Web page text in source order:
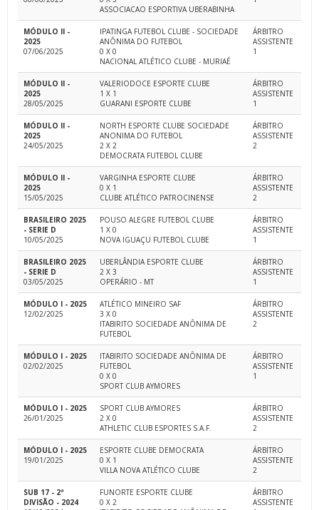
ASSOCIACAO ESPORTIVA UBERABINHA
MÓDULO II -
2025
07/06/2025
IPATINGA FUTEBOL CLUBE - SOCIEDADE
ANÔNIMA DO FUTEBOL
0 X 0
NACIONAL ATLÉTICO CLUBE - MURIAÉ
ÁRBITRO
ASSISTENTE
1
MÓDULO II -
2025
28/05/2025
VALERIODOCE ESPORTE CLUBE
1 X 1
GUARANI ESPORTE CLUBE
ÁRBITRO
ASSISTENTE
1
MÓDULO II -
2025
24/05/2025
NORTH ESPORTE CLUBE SOCIEDADE
ANONIMA DO FUTEBOL
2 X 2
DEMOCRATA FUTEBOL CLUBE
ÁRBITRO
ASSISTENTE
2
MÓDULO II -
2025
15/05/2025
VARGINHA ESPORTE CLUBE
0 X 1
CLUBE ATLÉTICO PATROCINENSE
ÁRBITRO
ASSISTENTE
2
BRASILEIRO 2025
- SERIE D
10/05/2025
POUSO ALEGRE FUTEBOL CLUBE
1 X 0
NOVA IGUAÇU FUTEBOL CLUBE
ÁRBITRO
ASSISTENTE
1
BRASILEIRO 2025
- SERIE D
03/05/2025
UBERLÂNDIA ESPORTE CLUBE
2 X 3
OPERÁRIO - MT
ÁRBITRO
ASSISTENTE
1
MÓDULO I - 2025
12/02/2025
ATLÉTICO MINEIRO SAF
3 X 0
ITABIRITO SOCIEDADE ANÔNIMA DE
FUTEBOL
ÁRBITRO
ASSISTENTE
2
MÓDULO I - 2025
02/02/2025
ITABIRITO SOCIEDADE ANÔNIMA DE
FUTEBOL
0 X 0
SPORT CLUB AYMORES
ÁRBITRO
ASSISTENTE
1
MÓDULO I - 2025
26/01/2025
SPORT CLUB AYMORES
2 X 0
ATHLETIC CLUB ESPORTES S.A.F.
ÁRBITRO
ASSISTENTE
2
MÓDULO I - 2025
19/01/2025
ESPORTE CLUBE DEMOCRATA
0 X 1
VILLA NOVA ATLÉTICO CLUBE
ÁRBITRO
ASSISTENTE
2
SUB 17 - 2ª
DIVISÃO - 2024
FUNORTE ESPORTE CLUBE
0 X 2
ÁRBITRO
ASSISTENTE